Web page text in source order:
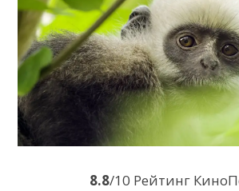
8.8/10 Рейтинг